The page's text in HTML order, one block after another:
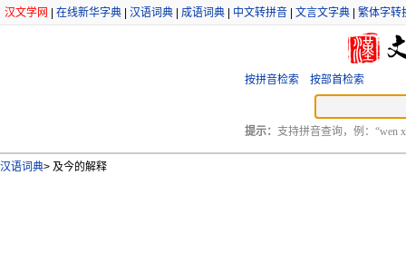
汉文学网 在线新华字典 汉语词典 成语词典 中文转拼音 文言文字典 繁体字转
按拼音检索 按部首检索
提示： 支持拼音查询，例：“wen
汉语词典> 及今的解释